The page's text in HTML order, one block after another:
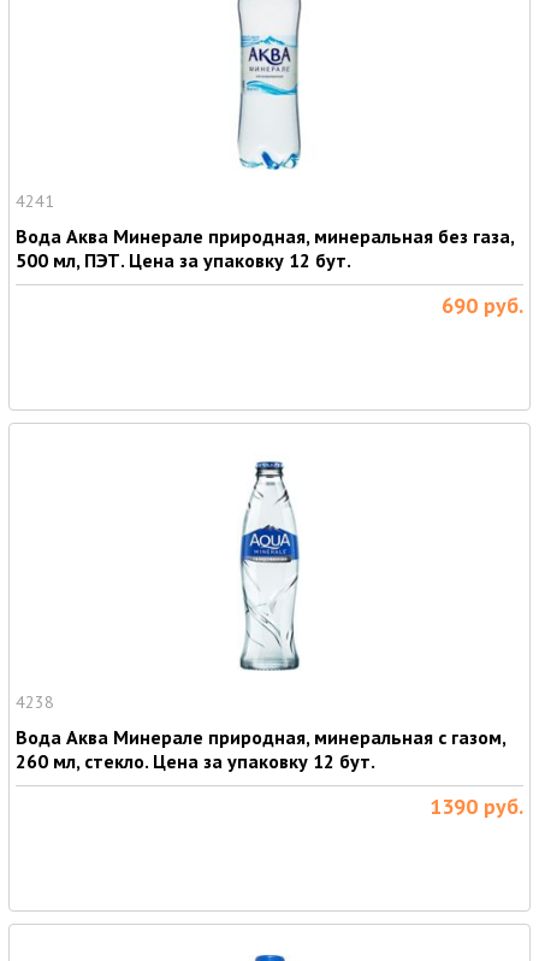
4241
Вода Аква Минерале природная, минеральная без газа,
500 мл, ПЭТ. Цена за упаковку 12 бут.
690 руб.
4238
Вода Аква Минерале природная, минеральная с газом,
260 мл, стекло. Цена за упаковку 12 бут.
1390 руб.